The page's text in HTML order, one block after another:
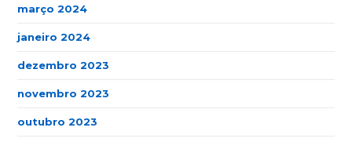
março 2024
janeiro 2024
dezembro 2023
novembro 2023
outubro 2023